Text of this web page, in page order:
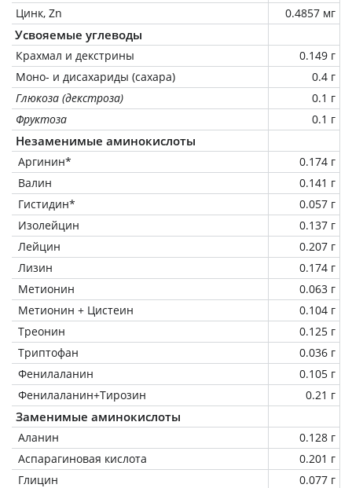
Цинк, Zn
0.4857 мг
Усвояемые углеводы
Крахмал и декстрины
0.149 г
Моно- и дисахариды (сахара)
0.4 г
Глюкоза (декстроза)
0.1 г
Фруктоза
0.1 г
Незаменимые аминокислоты
Аргинин*
0.174 г
Валин
0.141 г
Гистидин*
0.057 г
Изолейцин
0.137 г
Лейцин
0.207 г
Лизин
0.174 г
Метионин
0.063 г
Метионин + Цистеин
0.104 г
Треонин
0.125 г
Триптофан
0.036 г
Фенилаланин
0.105 г
Фенилаланин+Тирозин
0.21 г
Заменимые аминокислоты
Аланин
0.128 г
Аспарагиновая кислота
0.201 г
Глицин
0.077 г